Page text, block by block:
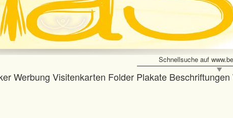
Schnellsuche auf
Werbung Visitenkarten Folder Plakate Beschriftungen